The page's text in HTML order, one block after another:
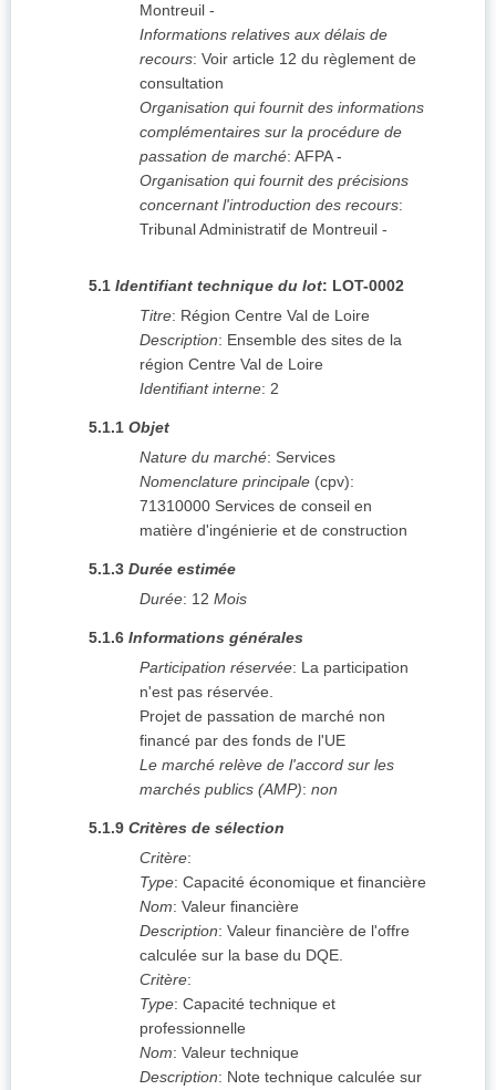
Montreuil -
Informations relatives aux délais de
recours: Voir article 12 du règlement de
consultation
Organisation qui fournit des informations
complémentaires sur la procédure de
passation de marché: AFPA-
Organisation qui fournit des précisions
concernant l'introduction des recours:
Tribunal Administratif de Montreuil -
5.1 Identifiant technique du lot: LOT-0002
Titre: Région Centre Val de Loire
Description: Ensemble des sites de la
région Centre Val de Loire
Identifiant interne: 2
5.1.1 Objet
Nature du marché: Services
Nomenclature principale (cpv):
71310000 Services de conseil en
matière d'ingénierie et de construction
5.1.3 Durée estimée
Durée: 12 Mois
5.1.6 Informations générales
Participation réservée: La participation
n'est pas réservée.
Projet de passation de marché non
financé par des fonds de l'UE
Le marché relève de l'accord sur les
marchés publics (AMP): non
5.1.9 Critères de sélection
Critère:
Type: Capacité économique et financière
Nom: Valeur financière
Description: Valeur financière de l'offre
calculée sur la base du DQE.
Critère:
Type: Capacité technique et
professionnelle
Nom: Valeur technique
Description: Note technique calculée sur